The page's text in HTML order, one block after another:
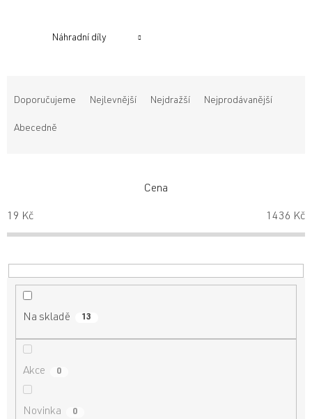
Náhradní díly
d
u
t
ů
Doporučujeme Nejlevnější Nejdražší Nejprodávanější
Abecedně
Cena
19 Kč 1436 Kč
Na skladě 13
Akce 0
Novinka 0